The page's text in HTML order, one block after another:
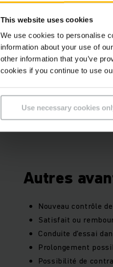
This website uses cookies
We use cookies to personalise
information about your use of
other information that you’ve
cookies if you continue to use
Use necessary cookies
de
Autres
Nouveau contrôle
Satisfait ou
Conduite d'essai
Prolongement
Possibilité de